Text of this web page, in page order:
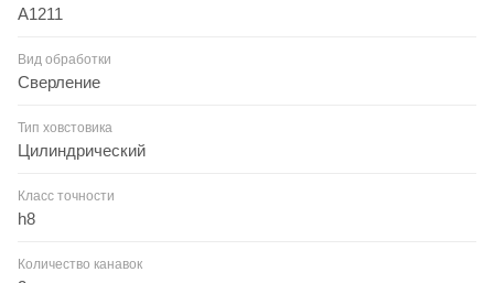
A1211
Вид обработки
Сверление
Тип ховстовика
Цилиндрический
Класс точности
h8
Количество канавок